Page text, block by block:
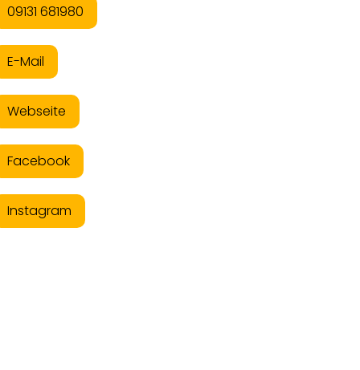
09131 681980
E-Mail
Webseite
Facebook
Instagram